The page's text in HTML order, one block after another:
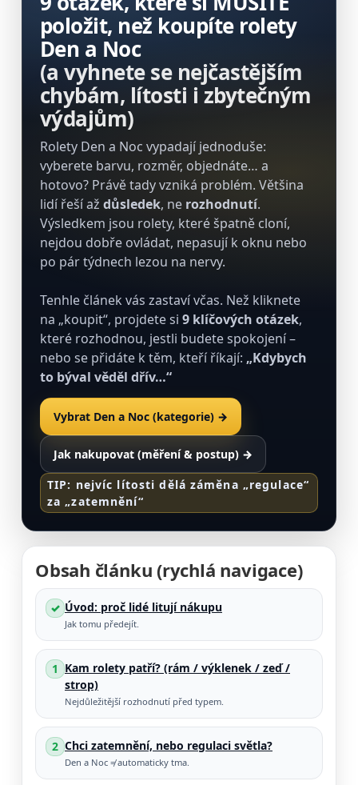
položit, než koupíte rolety
Den a Noc
(a vyhnete se nejčastějším
chybám, lítosti i zbytečným
výdajům)
Rolety Den a Noc vypadají jednoduše:
vyberete barvu, rozměr, objednáte… a
hotovo? Právě tady vzniká problém. Většina
lidí řeší až důsledek, ne rozhodnutí.
Výsledkem jsou rolety, které špatně cloní,
nejdou dobře ovládat, nepasují k oknu nebo
po pár týdnech lezou na nervy.
Tenhle článek vás zastaví včas. Než kliknete
na „koupit“, projdete si 9 klíčových otázek,
které rozhodnou, jestli budete spokojení –
nebo se přidáte k těm, kteří říkají: „Kdybych
to býval věděl dřív…“
Vybrat Den a Noc (kategorie) →
Jak nakupovat (měření & postup) →
TIP: nejvíc lítosti dělá záměna „regulace“
za „zatemnění“
Obsah článku (rychlá navigace)
✓ Úvod: proč lidé litují nákupu
Jak tomu předejít.
1 Kam rolety patří? (rám / výklenek / zeď /
strop)
Nejdůležitější rozhodnutí před typem.
2 Chci zatemnění, nebo regulaci světla?
Den a Noc ≠ automaticky tma.